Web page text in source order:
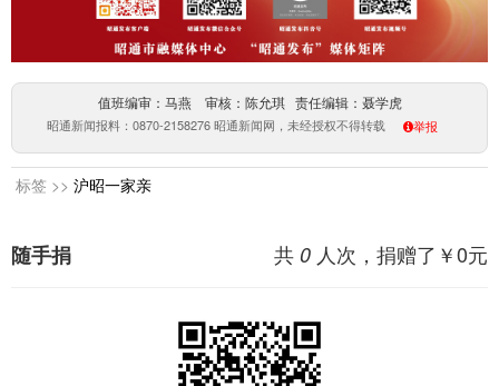
值班编审：马燕 审核：陈允琪 责任编辑：聂学虎
昭通新闻报料：0870-2158276 昭通新闻网，未经授权不得转载 举报
标签 >> 沪昭一家亲
共 0 人次，捐赠了￥0元
随手捐